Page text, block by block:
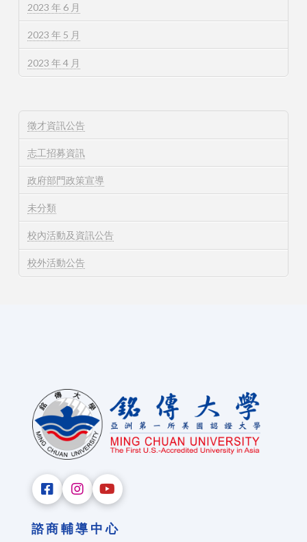
2023 年 6 月
2023 年 5 月
2023 年 4 月
徵才資訊公告
志工招募資訊
政府部門政策宣導
未分類
校內活動及資訊公告
校外活動公告
諮商輔導中心